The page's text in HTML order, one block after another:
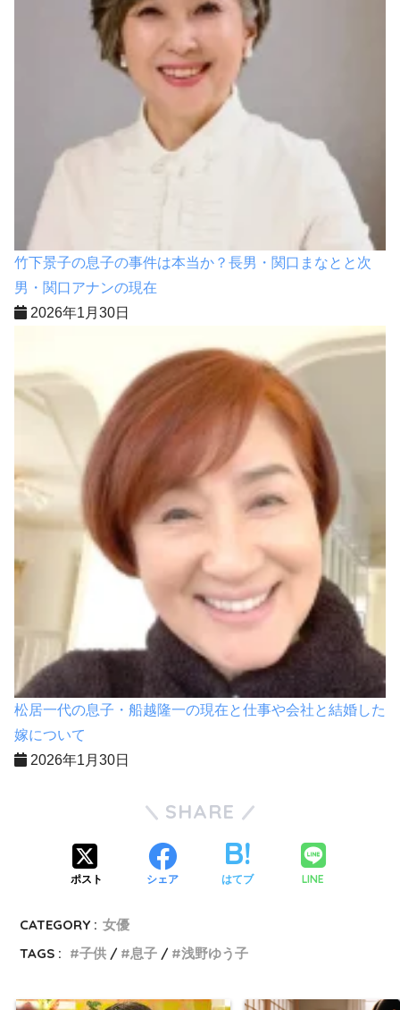
竹下景子の息子の事件は本当か？長男・関口まなとと次
男・関口アナンの現在
2026年1月30日
松居一代の息子・船越隆一の現在と仕事や会社と結婚した
嫁について
2026年1月30日
SHARE
ポスト シェア はてブ LINE
CATEGORY : 女優
TAGS :
子供 息子 浅野ゆう子